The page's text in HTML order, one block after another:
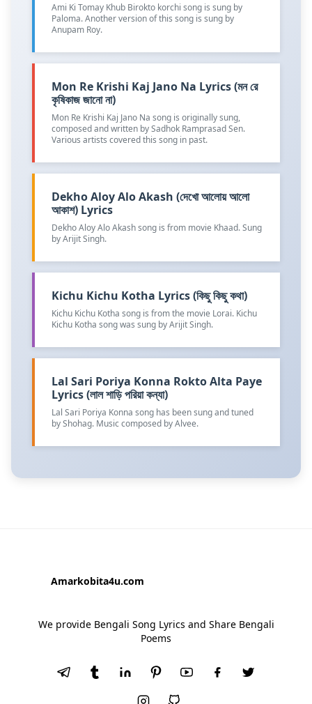
Ami Ki Tomay Khub Birokto korchi song is sung by
Paloma. Another version of this song is sung by
Anupam Roy.
Mon Re Krishi Kaj Jano Na Lyrics (মন রে
কৃষিকাজ জানো না)
Mon Re Krishi Kaj Jano Na song is originally sung,
composed and written by Sadhok Ramprasad Sen.
Various artists covered this song in past.
Dekho Aloy Alo Akash (দেখো আলোয় আলো
আকাশ) Lyrics
Dekho Aloy Alo Akash song is from movie Khaad. Sung
by Arijit Singh.
Kichu Kichu Kotha Lyrics (কিছু কিছু কথা)
Kichu Kichu Kotha song is from the movie Lorai. Kichu
Kichu Kotha song was sung by Arijit Singh.
Lal Sari Poriya Konna Rokto Alta Paye
Lyrics (লাল শাড়ি পরিয়া কন্যা)
Lal Sari Poriya Konna song has been sung and tuned
by Shohag. Music composed by Alvee.
Amarkobita4u.com
We provide Bengali Song Lyrics and Share Bengali
Poems